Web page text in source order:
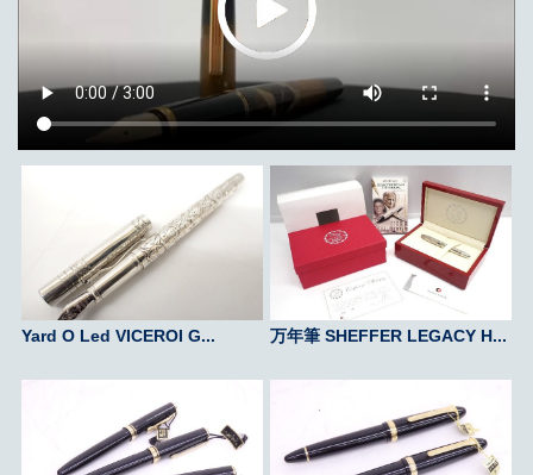
Yard O Led VICEROI G... 万年筆 SHEFFER LEGACY H...